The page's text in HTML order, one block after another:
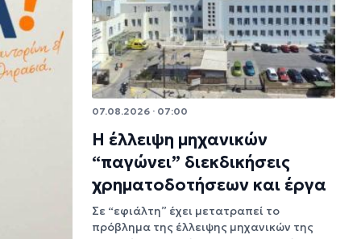
07.08.2026 · 07:00
Η έλλειψη μηχανικών
“παγώνει” διεκδικήσεις
χρηματοδοτήσεων και έργα
Σε “εφιάλτη” έχει μετατραπεί το
πρόβλημα της έλλειψης μηχανικών της